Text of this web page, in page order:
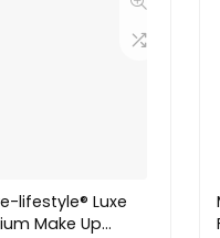
lifestyle® Luxe
Make Up